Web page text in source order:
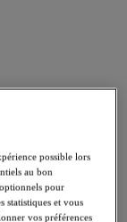
possible lors
au bon
pour
statistiques et vous
vos préférences